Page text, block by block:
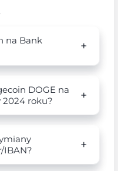
na Bank
DOGE na
2024 roku?
IBAN?